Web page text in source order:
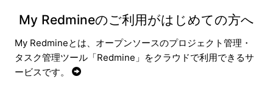
My Redmineのご利用がはじめての方へ
My Redmineとは、オープンソースのプロジェクト管理・
タスク管理ツール「Redmine」をクラウドで利用できるサ
ービスです。